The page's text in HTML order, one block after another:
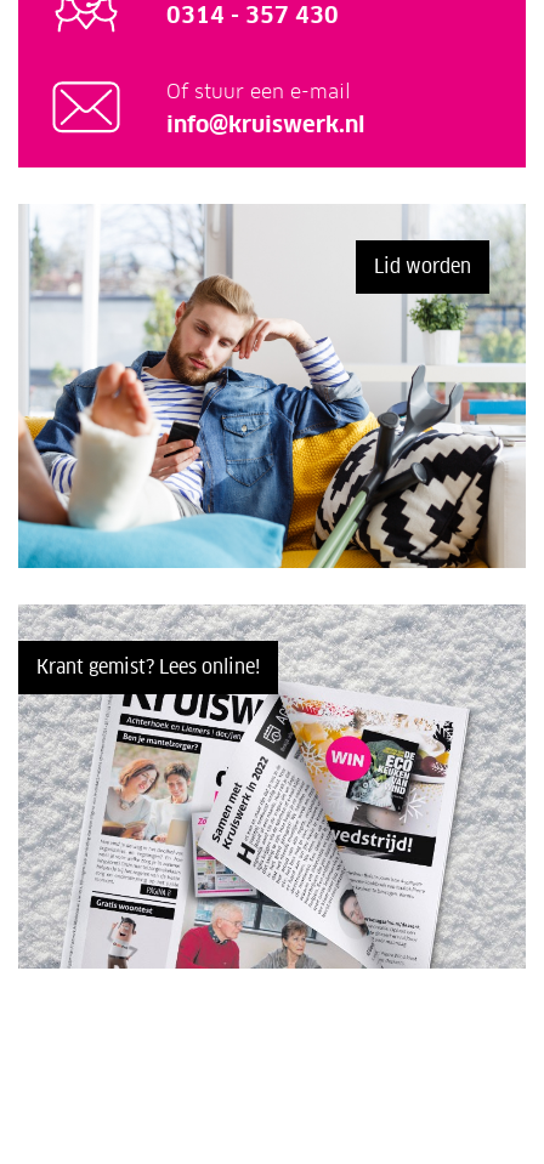
0314 - 357 430
Of stuur een e-mail
info@kruiswerk.nl
Lid worden
Krant gemist? Lees online!